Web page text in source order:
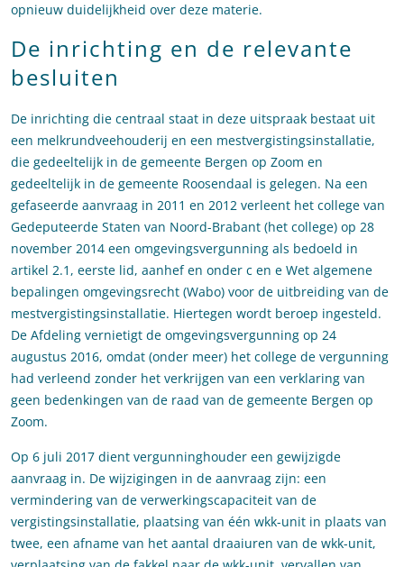
opnieuw duidelijkheid over deze materie.
De inrichting en de relevante
besluiten
De inrichting die centraal staat in deze uitspraak bestaat uit
een melkrundveehouderij en een mestvergistingsinstallatie,
die gedeeltelijk in de gemeente Bergen op Zoom en
gedeeltelijk in de gemeente Roosendaal is gelegen. Na een
gefaseerde aanvraag in 2011 en 2012 verleent het college van
Gedeputeerde Staten van Noord-Brabant (het college) op 28
november 2014 een omgevingsvergunning als bedoeld in
artikel 2.1, eerste lid, aanhef en onder c en e Wet algemene
bepalingen omgevingsrecht (Wabo) voor de uitbreiding van de
mestvergistingsinstallatie. Hiertegen wordt beroep ingesteld.
De Afdeling vernietigt de omgevingsvergunning op 24
augustus 2016, omdat (onder meer) het college de vergunning
had verleend zonder het verkrijgen van een verklaring van
geen bedenkingen van de raad van de gemeente Bergen op
Zoom.
Op 6 juli 2017 dient vergunninghouder een gewijzigde
aanvraag in. De wijzigingen in de aanvraag zijn: een
vermindering van de verwerkingscapaciteit van de
vergistingsinstallatie, plaatsing van één wkk-unit in plaats van
twee, een afname van het aantal draaiuren van de wkk-unit,